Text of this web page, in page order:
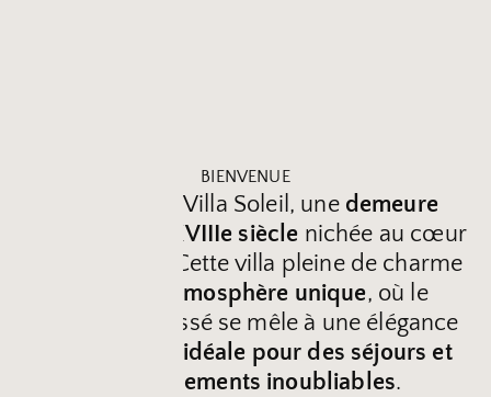
BIENVENUE
Bienvenue à Villa Soleil, une demeure
historique du XVIIIe siècle nichée au cœur
du Canavese. Cette villa pleine de charme
atmosphère unique, où le
charme du passé se mêle à une élégance
idéale pour des séjours et
des événements inoubliables.